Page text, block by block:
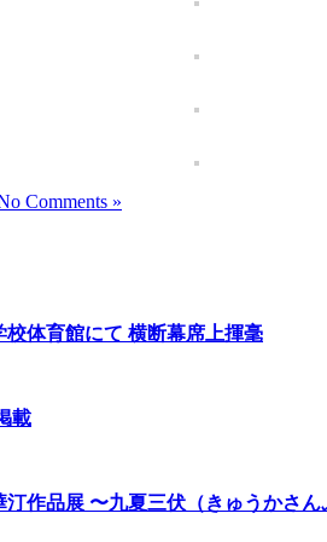
Comments »
校体育館にて 横断幕席上揮毫
載
作品展 〜九夏三伏（きゅうかさん